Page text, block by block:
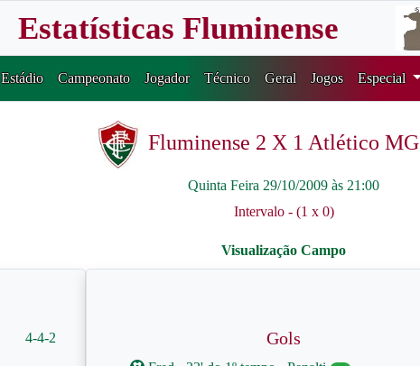
Estatísticas Fluminense
Estádio Campeonato Jogador Técnico Geral Jogos Especial
Fluminense 2 X 1 Atlético MG
Quinta Feira 29/10/2009 às 21:00
Intervalo - (1 x 0)
4-4-2 Gols